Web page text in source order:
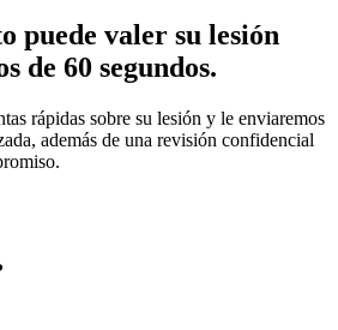
puede valer su lesión
de 60 segundos.
rápidas sobre su lesión y le enviaremos
además de una revisión confidencial